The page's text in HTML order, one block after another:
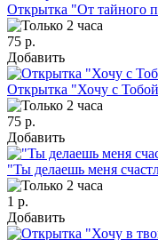
Открытка "От тайного
75 р.
Добавить
Открытка "Хочу с
75 р.
Добавить
"Ты делаешь меня
1 р.
Добавить